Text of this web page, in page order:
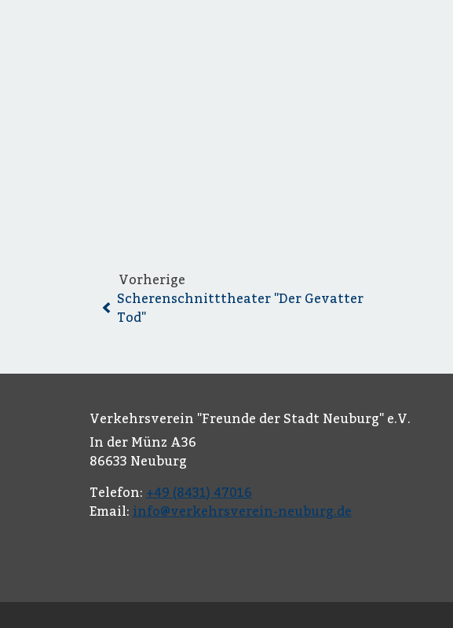
Vorherige
Scherenschnitttheater "Der Gevatter
Tod"
Verkehrsverein "Freunde der Stadt Neuburg" e.V.
In der Münz A36
86633 Neuburg
Telefon: +49 (8431) 47016
Email: info@verkehrsverein-neuburg.de